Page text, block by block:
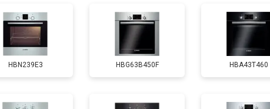
HBN239E3 HBG63B450F HBA43T460